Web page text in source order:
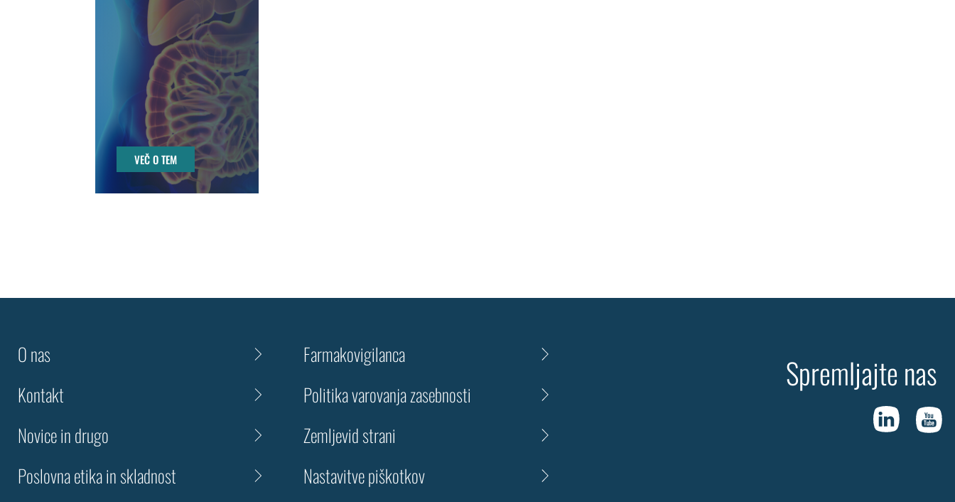
VEČ O TEM
O nas
Kontakt
Novice in drugo
Poslovna etika in skladnost
Farmakovigilanca
Politika varovanja zasebnosti
Zemljevid strani
Nastavitve piškotkov
Spremljajte nas